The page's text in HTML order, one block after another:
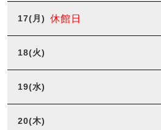
17(月) 休館日
18(火)
19(水)
20(木)